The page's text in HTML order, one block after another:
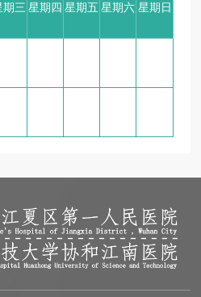
期三 星期四 星期五 星期六 星期日